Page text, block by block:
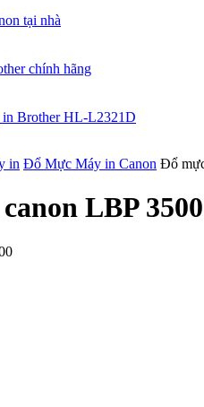
tại nhà
chính hãng
in Brother HL-L2321D
in Đổ Mực Máy in Canon Đổ
LBP 3500